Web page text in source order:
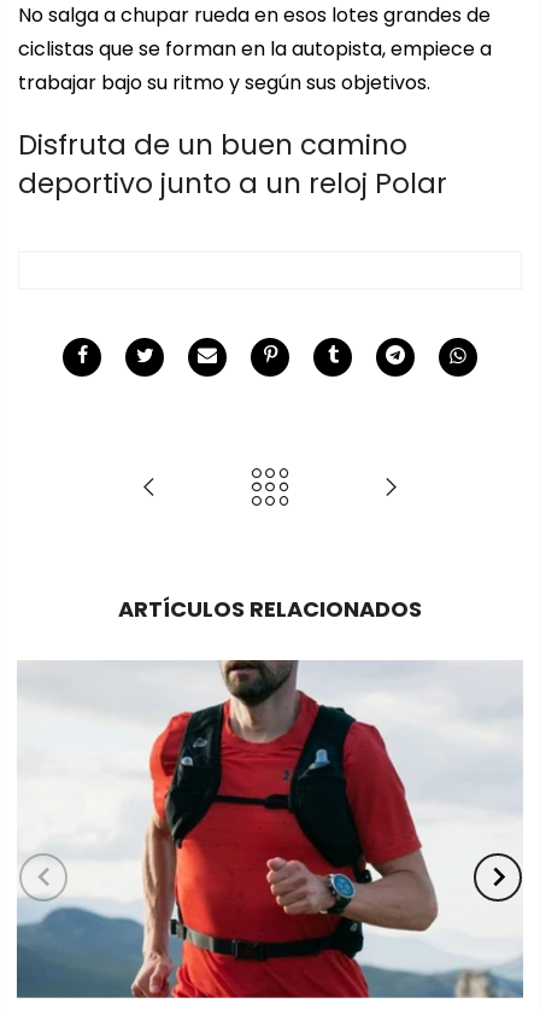
No salga a chupar rueda en esos lotes grandes de
ciclistas que se forman en la autopista, empiece a
trabajar bajo su ritmo y según sus objetivos.
Disfruta de un buen camino
deportivo junto a un reloj Polar
ARTÍCULOS RELACIONADOS